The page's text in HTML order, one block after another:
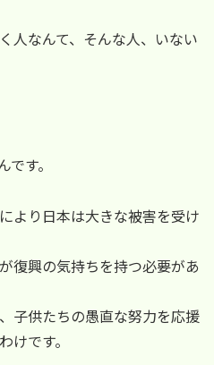
人なんて、そんな人、いない
す。
より日本は大きな被害を受け
復興の気持ちを持つ必要があ
子供たちの愚直な努力を応援
けです。